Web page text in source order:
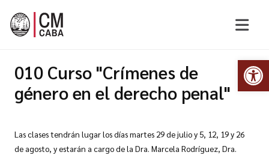
010 Curso "Crímenes de
género en el derecho penal"
Las clases tendrán lugar los días martes 29 de julio y 5, 12, 19 y 26
de agosto, y estarán a cargo de la Dra. Marcela Rodríguez, Dra.